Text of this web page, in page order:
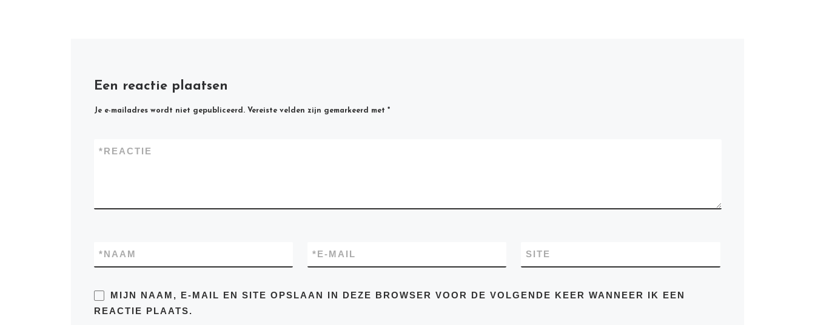
Een reactie plaatsen
Je e-mailadres wordt niet gepubliceerd. Vereiste velden zijn gemarkeerd met *
REACTIE
*
NAAM
* E-MAIL
* SITE
MIJN NAAM, E-MAIL EN SITE OPSLAAN IN DEZE BROWSER VOOR DE VOLGENDE KEER WANNEER IK EEN
REACTIE PLAATS.